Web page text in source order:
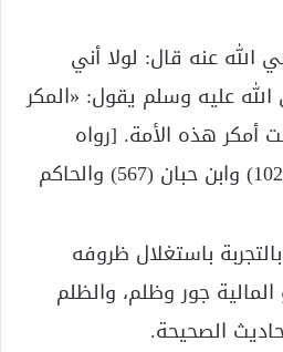
عنه قال: لولا أني
عليه وسلم يقول: «المكر
أمكر هذه الأمة. [رواه
الطبراني في الكبير (10234) وابن حبان (567) والحاكم
باستغلال ظروفه
جور وظلم، والظلم
الصحيحة.